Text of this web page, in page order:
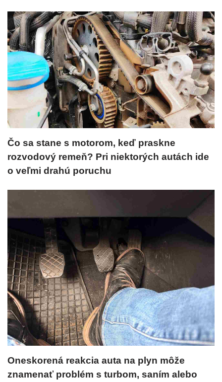
Čo sa stane s motorom, keď praskne
rozvodový remeň? Pri niektorých autách ide
o veľmi drahú poruchu
Oneskorená reakcia auta na plyn môže
znamenať problém s turbom, saním alebo